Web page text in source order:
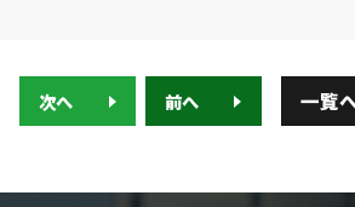
次へ 前へ 一覧